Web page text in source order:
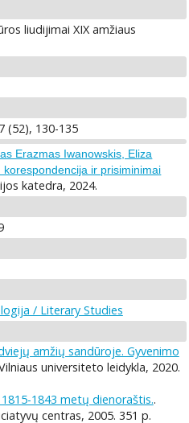
liudijimai XIX amžiaus
(52), 130-135
Erazmas Iwanowskis, Eliza
ir prisiminimai
katedra, 2024.
/ Literary Studies
amžių sandūroje. Gyvenimo
universiteto leidykla, 2020.
1843 metų dienoraštis..
centras, 2005. 351 p.